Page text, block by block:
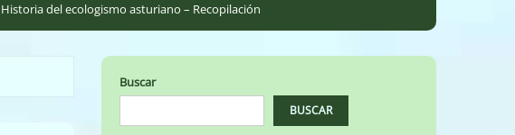
Historia del ecologismo asturiano – Recopilación
Buscar
BUSCAR